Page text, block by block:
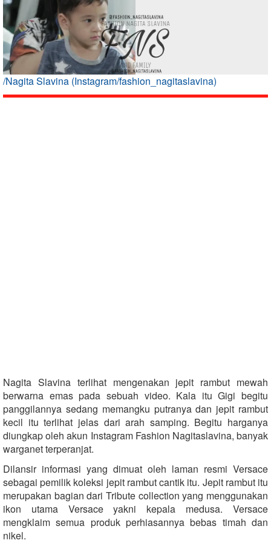
/Nagita Slavina (Instagram/fashion_nagitaslavina)
Nagita Slavina terlihat mengenakan jepit rambut mewah
berwarna emas pada sebuah video. Kala itu Gigi begitu
panggilannya sedang memangku putranya dan jepit rambut
kecil itu terlihat jelas dari arah samping. Begitu harganya
diungkap oleh akun Instagram Fashion Nagitaslavina, banyak
warganet terperanjat.
Dilansir informasi yang dimuat oleh laman resmi Versace
sebagai pemilik koleksi jepit rambut cantik itu. Jepit rambut itu
merupakan bagian dari Tribute collection yang menggunakan
ikon utama Versace yakni kepala medusa. Versace
mengklaim semua produk perhiasannya bebas timah dan
nikel.